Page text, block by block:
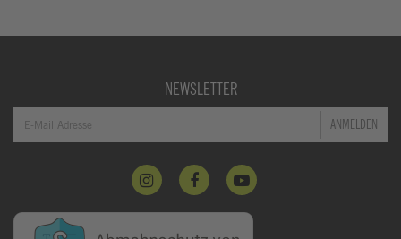
NEWSLETTER
ANMELDEN